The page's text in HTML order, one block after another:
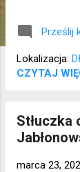
Prześlij
Lokalizacja:
CZYTAJ
Stłuczka
marca 23,